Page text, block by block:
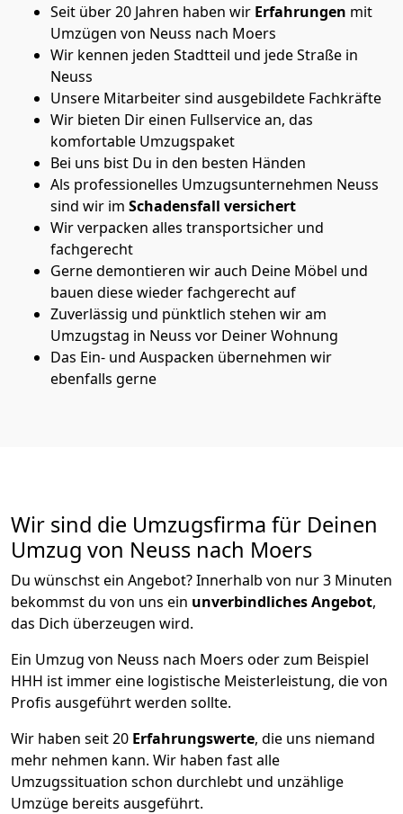
Seit über 20 Jahren haben wir Erfahrungen mit
Umzügen von Neuss nach Moers
Wir kennen jeden Stadtteil und jede Straße in
Neuss
Unsere Mitarbeiter sind ausgebildete Fachkräfte
Wir bieten Dir einen Fullservice an, das
komfortable Umzugspaket
Bei uns bist Du in den besten Händen
Als professionelles Umzugsunternehmen Neuss
sind wir im Schadensfall versichert
Wir verpacken alles transportsicher und
fachgerecht
Gerne demontieren wir auch Deine Möbel und
bauen diese wieder fachgerecht auf
Zuverlässig und pünktlich stehen wir am
Umzugstag in Neuss vor Deiner Wohnung
Das Ein- und Auspacken übernehmen wir
ebenfalls gerne
Wir sind die Umzugsfirma für Deinen
Umzug von Neuss nach Moers
Du wünschst ein Angebot? Innerhalb von nur 3 Minuten
bekommst du von uns ein unverbindliches Angebot,
das Dich überzeugen wird.
Ein Umzug von Neuss nach Moers oder zum Beispiel
HHH ist immer eine logistische Meisterleistung, die von
Profis ausgeführt werden sollte.
Wir haben seit20 Erfahrungswerte, die uns niemand
mehr nehmen kann. Wir haben fast alle
Umzugssituation schon durchlebt und unzählige
Umzüge bereits ausgeführt.